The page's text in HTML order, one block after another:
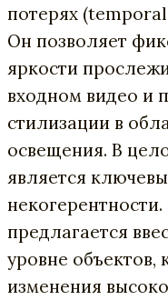
потерях
Он позволяет
яркости
входном видео и
стилизации в
освещения. В
является
предлагается
уровне объектов,
изменения